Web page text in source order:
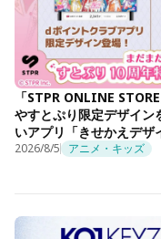
「STPR ONLINE
やすとぷり限定デザイ
いアプリ「きせかえデザ
2026/8/5 アニメ・キッズ